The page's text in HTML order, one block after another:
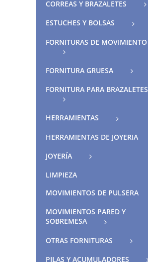
CORREAS Y BRAZALETES
ESTUCHES Y BOLSAS
FORNITURAS DE MOVIMIENTO
FORNITURA GRUESA
FORNITURA PARA BRAZALETES
HERRAMIENTAS
HERRAMIENTAS DE JOYERIA
JOYERÍA
LIMPIEZA
MOVIMIENTOS DE PULSERA
MOVIMIENTOS PARED Y
SOBREMESA
OTRAS FORNITURAS
PILAS Y ACUMULADORES